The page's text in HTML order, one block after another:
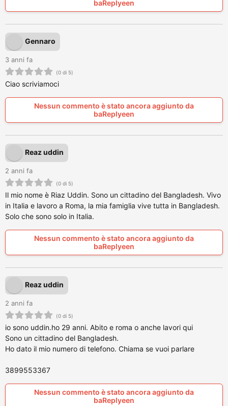
baReplyeen
Gennaro
3 anni fa
(0 di 5)
Ciao scriviamoci
Nessun commento è stato ancora aggiunto da
baReplyeen
Reaz uddin
2 anni fa
(0 di 5)
Il mio nome è Riaz Uddin. Sono un cittadino del Bangladesh. Vivo
in Italia e lavoro a Roma, la mia famiglia vive tutta in Bangladesh.
Solo che sono solo in Italia.
Nessun commento è stato ancora aggiunto da
baReplyeen
Reaz uddin
2 anni fa
(0 di 5)
io sono uddin.ho 29 anni. Abito e roma o anche lavori qui
Sono un cittadino del Bangladesh.
Ho dato il mio numero di telefono. Chiama se vuoi parlare
3899553367
Nessun commento è stato ancora aggiunto da
baReplyeen